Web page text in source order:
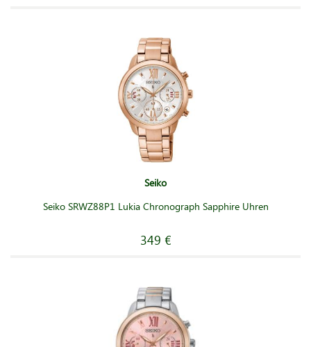
Seiko
Seiko SRWZ88P1 Lukia Chronograph Sapphire Uhren
349 €